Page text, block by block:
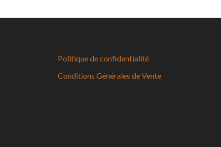
Politique de confidentialité
Conditions Générales de Vente